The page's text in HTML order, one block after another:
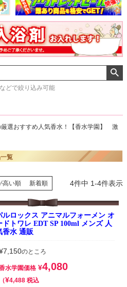
どで絞り込み可能
選おすすめ人気香水！【香水学園】 激
覧
高い順 新着順 4件中 1-4件表示
ルロックス アニマルフォーメン オ
ドトワレ EDT SP 100ml メンズ 人
香水 通販
7,150のところ
水学園価格 ¥4,080
¥4,488 税込